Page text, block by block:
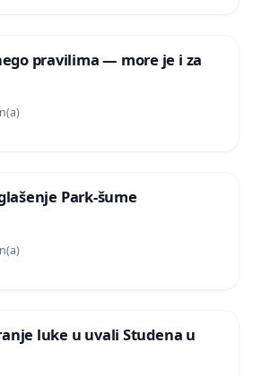
pravilima — more je i za
Park-šume
luke u uvali Studena u